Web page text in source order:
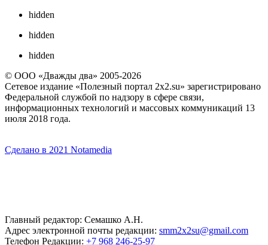
hidden
hidden
hidden
© ООО «Дважды два» 2005-2026
Сетевое издание «Полезный портал 2x2.su» зарегистрировано
Федеральной службой по надзору в сфере связи,
информационных технологий и массовых коммуникаций 13
июля 2018 года.
Сделано в 2021 Notamedia
Главный редактор: Семашко А.Н.
Адрес электронной почты редакции: smm2x2su@gmail.com
Телефон Редакции: +7 968 246-25-97